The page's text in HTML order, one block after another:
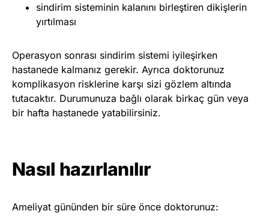
sindirim sisteminin kalanını birleştiren dikişlerin
yırtılması
Operasyon sonrası sindirim sistemi iyileşirken
hastanede kalmanız gerekir. Ayrıca doktorunuz
komplikasyon risklerine karşı sizi gözlem altında
tutacaktır. Durumunuza bağlı olarak birkaç gün veya
bir hafta hastanede yatabilirsiniz.
Nasıl hazırlanılır
Ameliyat gününden bir süre önce doktorunuz: